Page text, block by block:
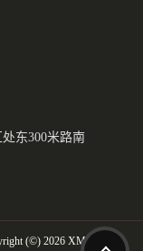
东300米路南
(©) 2026 XML